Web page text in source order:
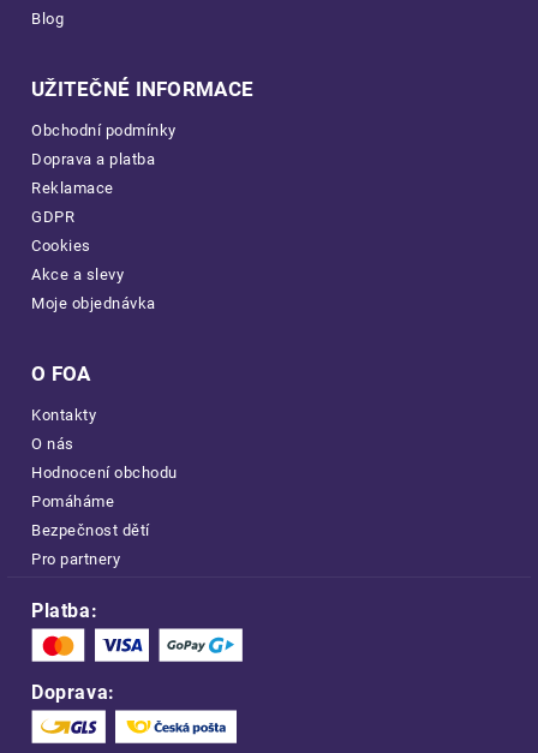
Blog
UŽITEČNÉ INFORMACE
Obchodní podmínky
Doprava a platba
Reklamace
GDPR
Cookies
Akce a slevy
Moje objednávka
O FOA
Kontakty
O nás
Hodnocení obchodu
Pomáháme
Bezpečnost dětí
Pro partnery
Platba:
Doprava: